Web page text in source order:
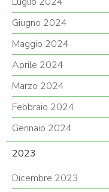
Giugno 2024
Maggio 2024
Aprile 2024
Marzo 2024
Febbraio 2024
Gennaio 2024
2023
Dicembre 2023